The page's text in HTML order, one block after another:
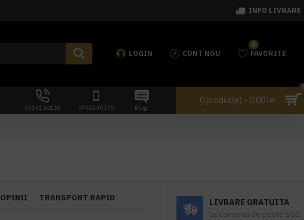
INFO LIVRARE
LOGIN CONT NOU FAVORITE
0
0314100110 0740230170 Blog
0 produs(e) - 0,00 lei
OPINII TRANSPORT RAPID LIVRARE GRATUITA
La comenzi de peste 550